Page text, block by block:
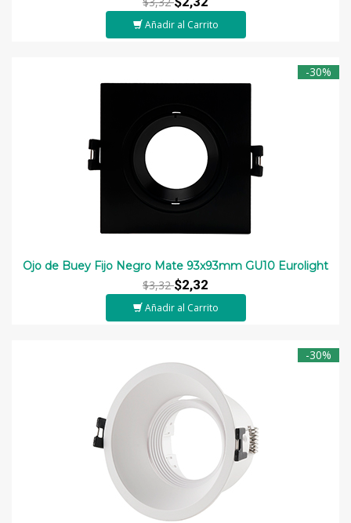
Añadir al Carrito
-30%
Ojo de Buey Fijo Negro Mate 93x93mm GU10 Eurolight
$3,32$2,32
Añadir al Carrito
-30%